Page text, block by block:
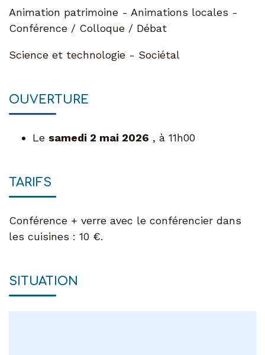
Animation patrimoine - Animations locales -
Conférence / Colloque / Débat
Science et technologie - Sociétal
OUVERTURE
Le samedi 2 mai 2026 , à 11h00
TARIFS
Conférence + verre avec le conférencier dans
les cuisines : 10 €.
SITUATION